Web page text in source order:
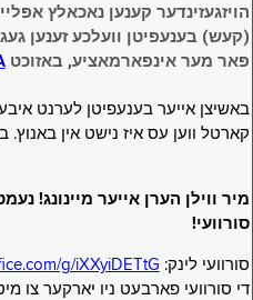
(קעש) בענעפיטן וועלכע זענען
פאר מער אינפארמאציע, באזוכט
קארטל ווען עס איז נישט אין באנוץ.
סורוועי!
סורוועי לינק: g/iXXyiDETtG
די סורוועי פארבעט ניו יארקער צו